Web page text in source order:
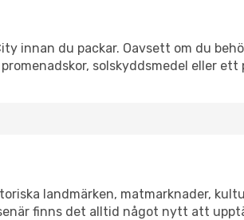
innan du packar. Oavsett om du
solskyddsmedel eller ett
landmärken, matmarknader,
finns det alltid något nytt att